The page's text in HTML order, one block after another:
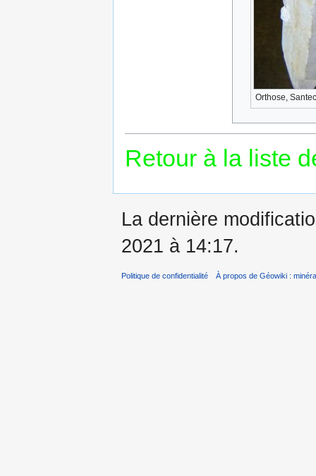
Orthose,
Retour à la liste
La dernière
2021 à 14:17.
Politique de confidentialité À propos de Géowiki :